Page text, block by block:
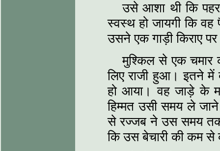
उसे आशा थी कि
स्वस्थ हो जायगी कि
उसने एक गाड़ी किराए
मुश्किल से एक चमार
लिए राजी हुआ। इतने में
हो आया। वह जाड़े के
हिम्मत उसी समय ले
से रज्जब ने उस समय तक
कि उस बेचारी की कम